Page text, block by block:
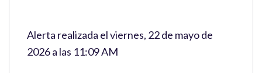
Alerta realizada el viernes, 22 de mayo de
2026 a las 11:09 AM